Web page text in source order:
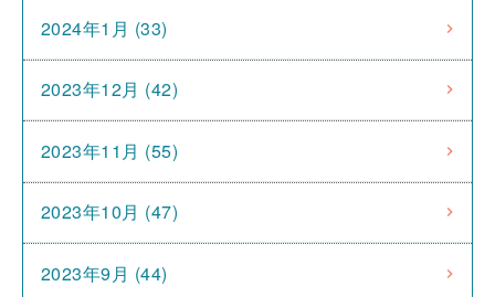
2024年1月 (33)
2023年12月 (42)
2023年11月 (55)
2023年10月 (47)
2023年9月 (44)